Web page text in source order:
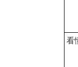
看